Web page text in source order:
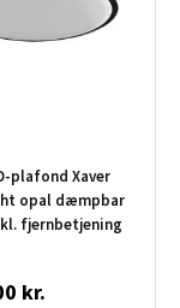
plafond Xaver
opal dæmpbar
fjernbetjening
kr.